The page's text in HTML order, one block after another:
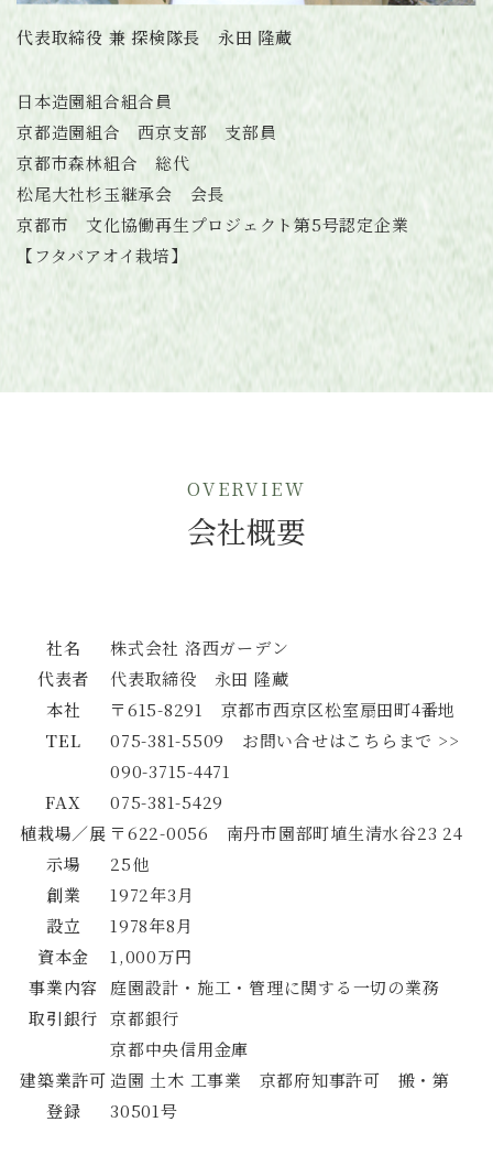
代表取締役 兼 探検隊長 永田 隆蔵
日本造園組合組合員
京都造園組合 西京支部 支部員
京都市森林組合 総代
松尾大社杉玉継承会 会長
京都市 文化協働再生プロジェクト第5号認定企業
【フタバアオイ栽培】
OVERVIEW
会社概要
社名
株式会社 洛西ガーデン
代表者
代表取締役 永田 隆蔵
本社
〒615-8291 京都市西京区松室扇田町4番地
TEL
075-381-5509 お問い合せはこちらまで >>
090-3715-4471
FAX
075-381-5429
植栽場／展
示場
〒622-0056 南丹市園部町埴生清水谷23 24
25他
創業
1972年3月
設立
1978年8月
資本金
1,000万円
事業内容
庭園設計・施工・管理に関する一切の業務
取引銀行 京都銀行
京都中央信用金庫
建築業許可
登録
造園 土木 工事業 京都府知事許可 搬・第
30501号